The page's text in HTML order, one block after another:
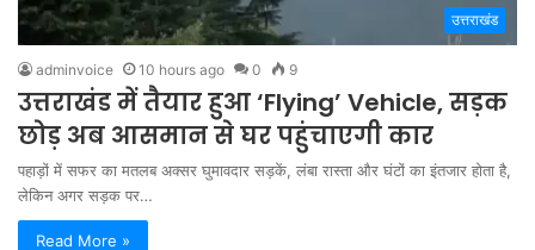
उत्तराखंड
adminvoice 10 hours ago 0 9
उत्तराखंड में तैयार हुआ ‘Flying’ Vehicle, सड़क
छोड़ अब आसमान से घर पहुंचाएगी कार
पहाड़ों में सफर का मतलब अक्सर घुमावदार सड़कें, लंबा रास्ता और घंटों का इंतजार होता है,
लेकिन अगर सड़क पर…
Read More »